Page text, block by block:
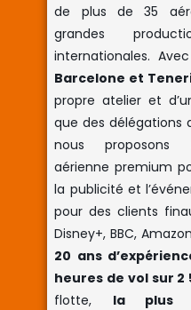
de plus de 35
grandes
internationales.
Barcelone et
propre atelier et
que des délégations
nous proposons
aérienne premium
la publicité et
pour des clients
Disney+, BBC,
20 ans
heures de vol sur
flotte, la plus